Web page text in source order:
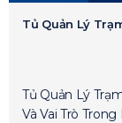
Tủ Quản Lý
Tủ Quản Lý
Và Vai Trò